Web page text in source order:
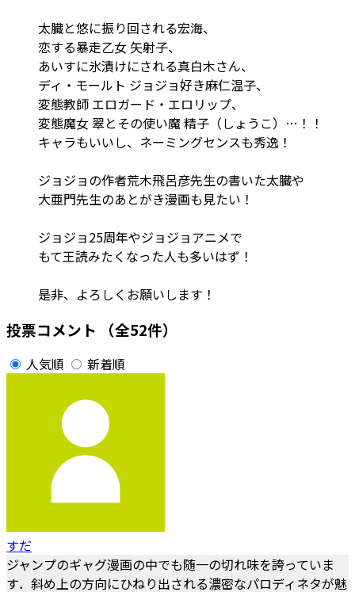
太臓と悠に振り回される宏海、
恋する暴走乙女 矢射子、
あいすに氷漬けにされる真白木さん、
ディ・モールト ジョジョ好き麻仁温子、
変態教師 エロガード・エロリップ、
変態魔女 翠とその使い魔 精子（しょうこ）…！！
キャラもいいし、ネーミングセンスも秀逸！
ジョジョの作者荒木飛呂彦先生の書いた太臓や
大亜門先生のあとがき漫画も見たい！
ジョジョ25周年やジョジョアニメで
もて王読みたくなった人も多いはず！
是非、よろしくお願いします！
投票コメント （全52件）
人気順 新着順
すだ
ジャンプのギャグ漫画の中でも随一の切れ味を誇っていま
す．斜め上の方向にひねり出される濃密なパロディネタが魅